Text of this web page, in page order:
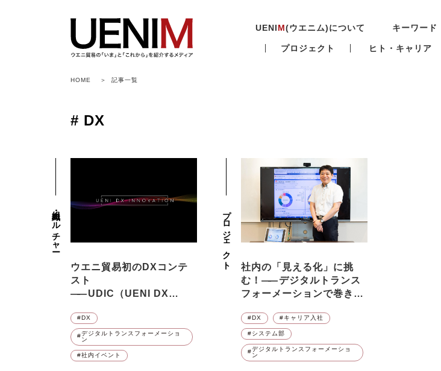
UENIM(ウエニム)について キーワード
プロジェクト ヒト・キャリア
HOME 記事一覧
# DX
組織・カルチャー
ウエニ貿易初のDXコンテ
スト
―― UDIC（UENI DX
レポート
DX
デジタルトランスフォーメーショ
ン
社内イベント
プロジェクト
社内の「見える化」に挑
む！ ―― デジタルトランス
フォーメーションで巻き起
DX キャリア入社
システム部
デジタルトランスフォーメーショ
ン
Timepieceカンパニー
SDGs 新卒入社 HealthandBeautyカンパニー
ZEPPELIN デジタルトランスフォーメー
商品開発
インバウンド システム部 ダイバーシティ
大阪支店 新規事業 新規営業
経理財務部 販売職